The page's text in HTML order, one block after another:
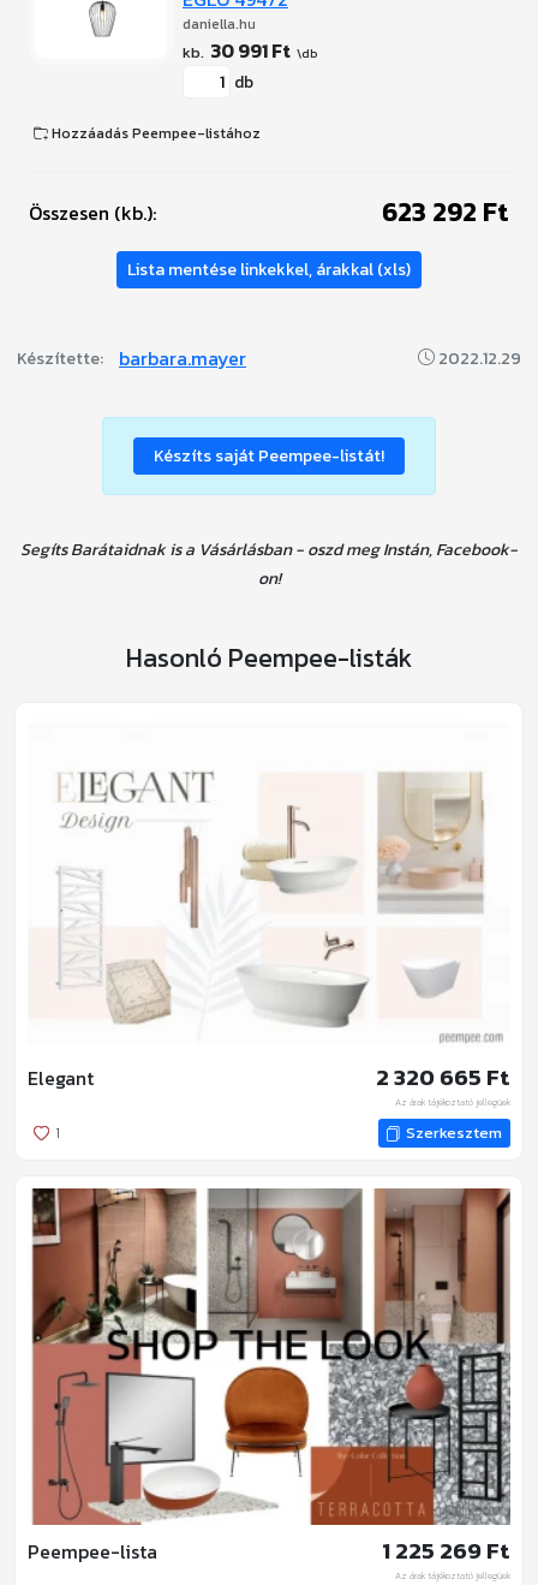
daniella.hu
30 991 Ft
db
Hozzáadás Peempee-listához
Összesen (kb.): 623 292 Ft
Lista mentése linkekkel, árakkal (xls)
Készítette: barbara.mayer 2022.12.29
Készíts saját Peempee-listát!
Segíts Barátaidnak is a Vásárlásban - oszd meg Instán, Facebook-
on!
Hasonló Peempee-listák
Elegant 2 320 665 Ft
Az árak tájékoztató jellegűek
1 Szerkesztem
Peempee-lista 1 225 269 Ft
Az árak tájékoztató jellegűek